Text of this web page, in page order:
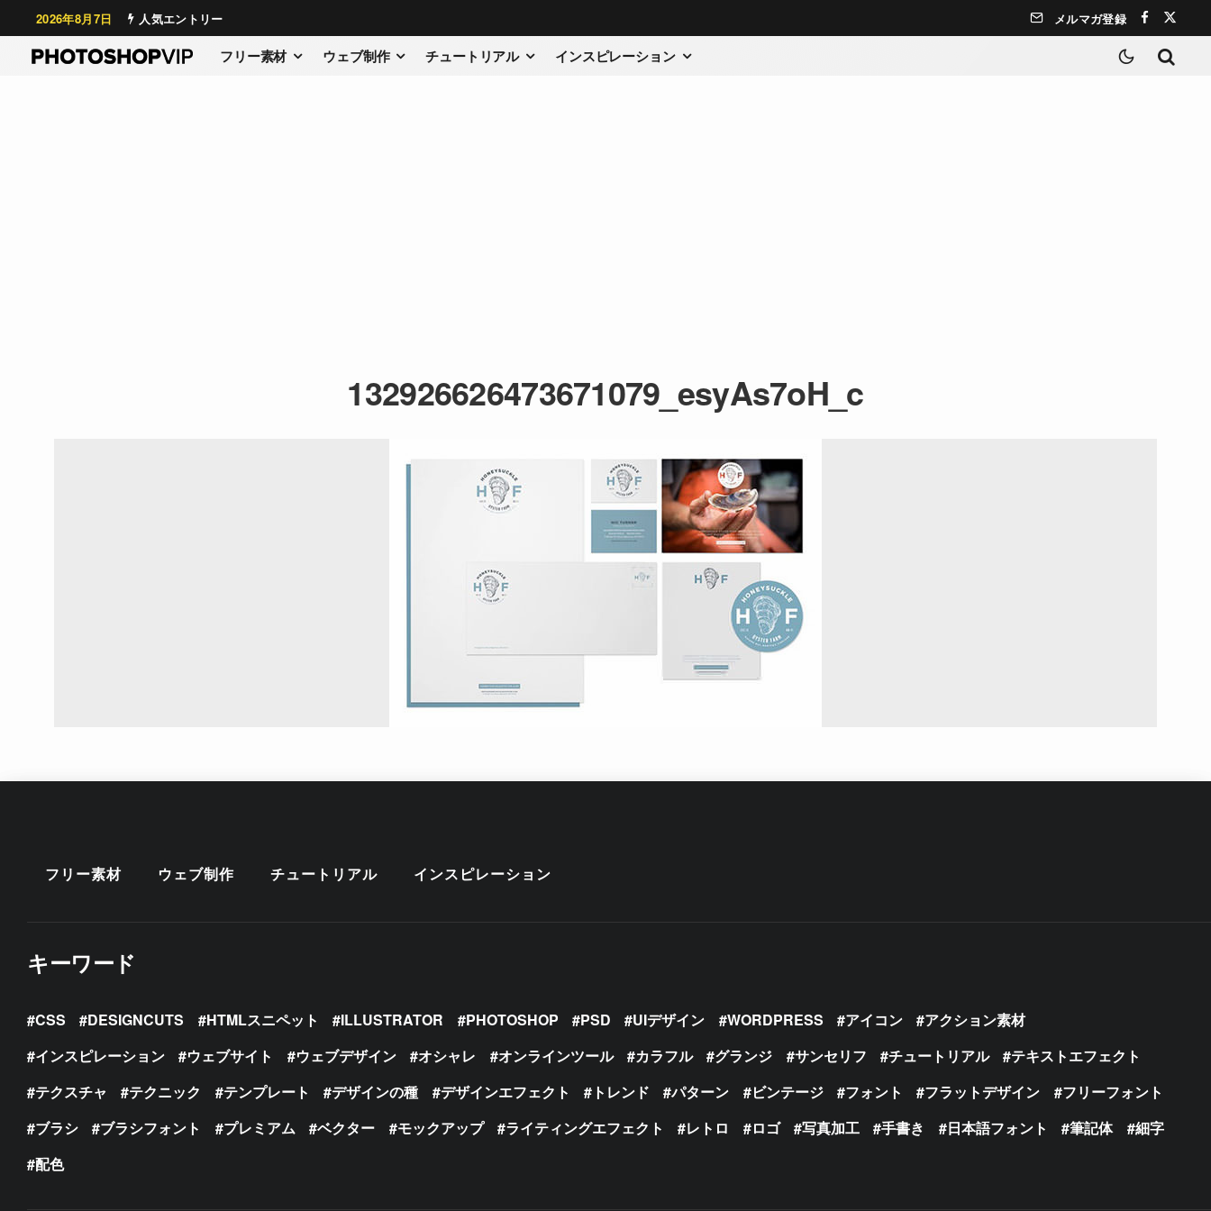
2026年8月7日 人気エントリー メルマガ登録
フリー素材 ウェブ制作 チュートリアル インスピレーション
132926626473671079_esyAs7oH_c
フリー素材 ウェブ制作 チュートリアル インスピレーション
キーワード
CSS DESIGNCUTS HTMLスニペット ILLUSTRATOR PHOTOSHOP PSD UIデザイン WORDPRESS アイコン
アクション素材
インスピレーション
ウェブサイト ウェブデザイン オシャレ オンラインツール カラフル グランジ サンセリフ チュートリアル
テキストエフェクト
テクスチャ
テクニック テンプレート デザインの種 デザインエフェクト トレンド パターン ビンテージ フォント フラットデザイン
フリーフォント
ブラシ
ブラシフォント プレミアム ベクター モックアップ ライティングエフェクト レトロ ロゴ 写真加工 手書き 日本語フォント 筆記体
細字
配色